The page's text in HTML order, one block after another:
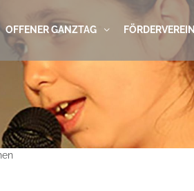
OFFENER GANZTAG FÖRDERVEREIN